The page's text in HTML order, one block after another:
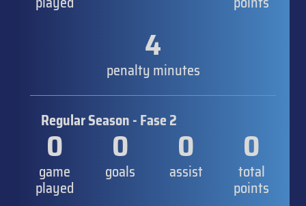
4
penalty minutes
Regular Season - Fase 2
0
game
played
0
goals
0
assist
0
total
points